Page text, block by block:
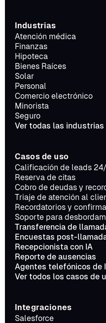
Industrias
Atención médica
Finanzas
Hipoteca
Bienes Raíces
Solar
Personal
Comercio electrónico
Minorista
Seguro
Ver todas las industrias
Casos de uso
Calificación de leads
Reserva de citas
Cobro de deudas y
Triaje de atención al
Recordatorios y
Soporte para
Transferencia de
Encuestas post-
Recepcionista con IA
Reporte de ausencias
Agentes telefónicos de
Ver todos los casos de
Integraciones
Salesforce